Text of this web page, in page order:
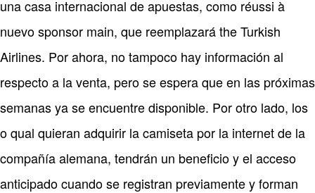
una casa internacional de apuestas, como réussi à
nuevo sponsor main, que reemplazará the Turkish
Airlines. Por ahora, no tampoco hay información al
respecto a la venta, pero se espera que en las próximas
semanas ya se encuentre disponible. Por otro lado, los
o qual quieran adquirir la camiseta por la internet de la
compañía alemana, tendrán un beneficio y el acceso
anticipado cuando se registran previamente y forman